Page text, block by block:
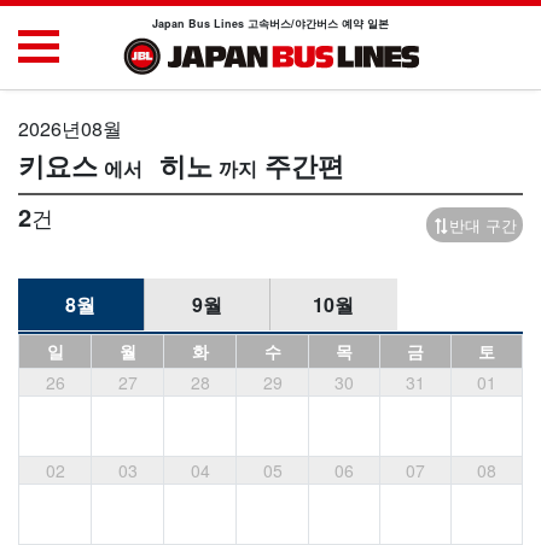
Japan Bus Lines 고속버스/야간버스 예약 일본
2026년08월
키요스 히노 주간편
2건 반대 구간
8월 9월 10월
일 월 화 수 목 금
토
26
27 28 29 30 31 01
02 03 04 05 06 07 08